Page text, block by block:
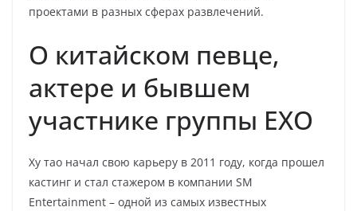
проектами в разных сферах развлечений.
О китайском певце,
актере и бывшем
участнике группы EXO
Ху тао начал свою карьеру в 2011 году, когда прошел
кастинг и стал стажером в компании SM
Entertainment – одной из самых известных